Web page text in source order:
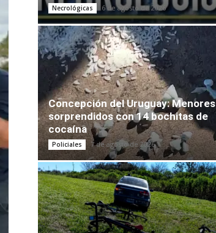
Necrológicas 6 de agosto de 2026
Concepción del Uruguay: Menores
sorprendidos con 14 bochitas de
cocaína
Policiales 7 de agosto de 2026